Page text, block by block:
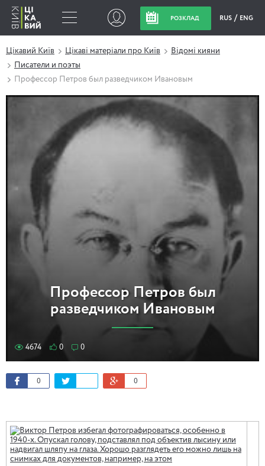
РОЗКЛАД RUS ENG
Цікавий Київ Цікаві матеріали про Київ
Відомі кияни
Писатели и поэты
Профессор Петров был разведчиком Ивановым
Профессор Петров был
разведчиком Ивановым
4674 0 0
0 0